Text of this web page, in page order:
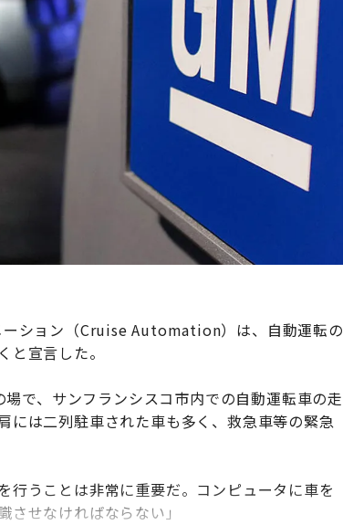
ーション（Cruise Automation）は、自動運転の
宣言した。
で、サンフランシスコ市内での自動運転車の走
には二列駐車された車も多く、救急車等の緊急
行うことは非常に重要だ。コンピュータに車を
せなければならない」